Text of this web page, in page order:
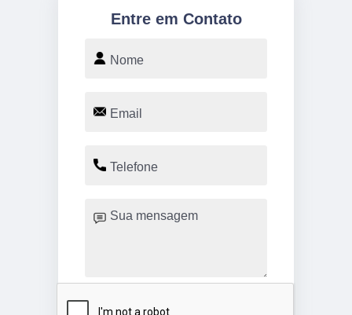
Entre em Contato